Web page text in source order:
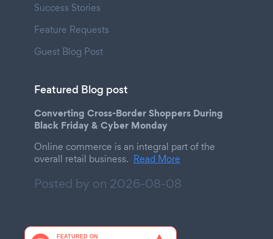
Success Stories
Feature Requests
Guest Blog Post
Featured Blog post
Converting Cross-Border Shoppers During
Black Friday & Cyber Monday
Online commerce is an integral part of the
overall retail business. Read More
Posted by on 2026-08-08